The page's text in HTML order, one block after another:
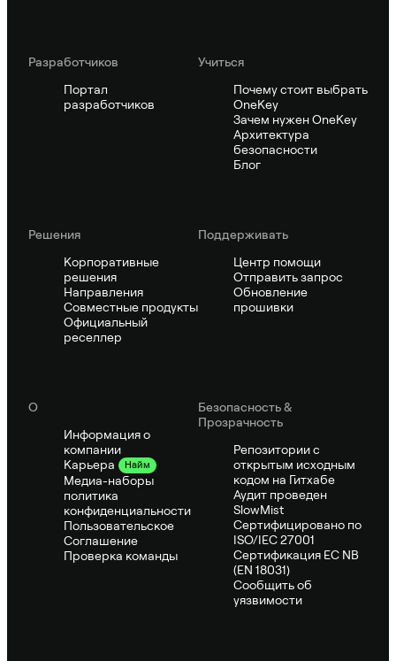
Pазработчиков
Портал
разработчиков
Учиться
Почему стоит выбрать
OneKey
Зачем нужен OneKey
Архитектура
безопасности
Блог
Решения
Корпоративные
решения
Направления
Совместные продукты
Официальный
реселлер
Поддерживать
Центр помощи
Отправить запрос
Обновление
прошивки
О
Информация о
компании
Карьера
Найм
Медиа-наборы
политика
конфиденциальности
Пользовательское
Соглашение
Проверка команды
Безопасность &
Прозрачность
Репозитории с
открытым исходным
кодом на Гитхабе
Аудит проведен
SlowMist
Сертифицировано по
ISO/IEC 27001
Сертификация ЕС NB
(EN 18031)
Сообщить об
уязвимости